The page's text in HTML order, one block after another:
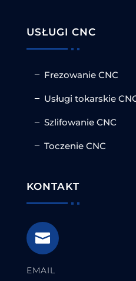
USŁUGI CNC
Frezowanie CNC
Usługi tokarskie
Szlifowanie CNC
Toczenie CNC
KONTAKT

EMAIL